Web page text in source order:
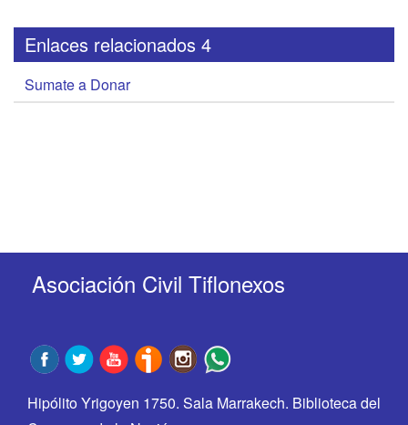
Enlaces relacionados 4
Sumate a Donar
Asociación Civil Tiflonexos
Hipólito Yrigoyen 1750. Sala Marrakech. Biblioteca del